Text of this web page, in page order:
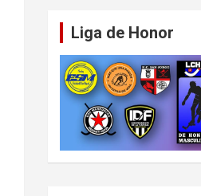
Liga de Honor